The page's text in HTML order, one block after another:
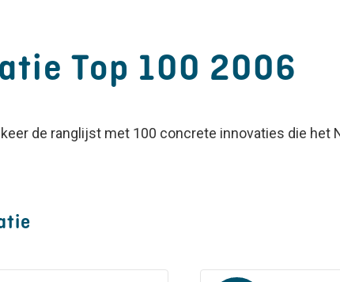
Top 100 2006
de ranglijst met 100 concrete innovaties die het